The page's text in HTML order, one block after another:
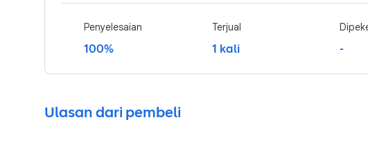
Penyelesaian
100%
Terjual
1 kali -
Ulasan dari pembeli